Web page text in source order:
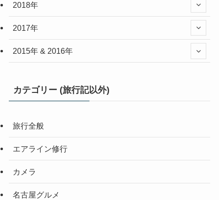
2018年
2017年
2015年 & 2016年
カテゴリー (旅行記以外)
旅行全般
エアライン修行
カメラ
名古屋グルメ